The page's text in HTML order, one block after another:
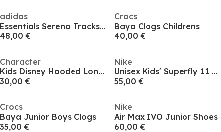
adidas
Essentials Sereno Tracksuit Junior Boys
48,00 €
Crocs
Baya Clogs Childrens
40,00 €
Character
Kids Disney Hooded Long Sleeve Short Puffer Jacket
30,00 €
Nike
Unisex Kids' Superfly 11 Academy Firm Ground Football Boots
55,00 €
Crocs
Baya Junior Boys Clogs
35,00 €
Nike
Air Max IVO Junior Shoes
60,00 €